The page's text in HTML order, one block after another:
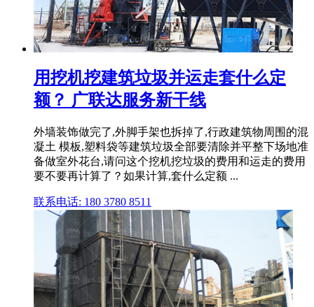
用挖机挖建筑垃圾并运走套什么定
额？ 广联达服务新干线
外墙装饰做完了,外脚手架也拆掉了,行政建筑物周围的混
凝土 模板,塑料袋等建筑垃圾全部要清除并平整下场地准
备做室外花台,请问这个挖机挖垃圾的费用和运走的费用
要不要再计算了？如果计算,套什么定额 ...
联系电话: 180 3780 8511